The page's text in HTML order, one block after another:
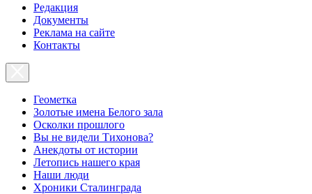
Редакция
Документы
Реклама на сайте
Контакты
Геометка
Золотые имена Белого зала
Осколки прошлого
Вы не видели Тихонова?
Анекдоты от истории
Летопись нашего края
Наши люди
Хроники Сталинграда